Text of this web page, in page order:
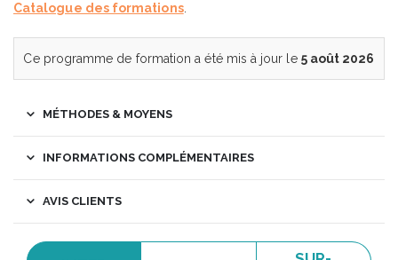
Catalogue des formations.
Ce programme de formation a été mis à jour le 5 août 2026
MÉTHODES & MOYENS
INFORMATIONS COMPLÉMENTAIRES
AVIS CLIENTS